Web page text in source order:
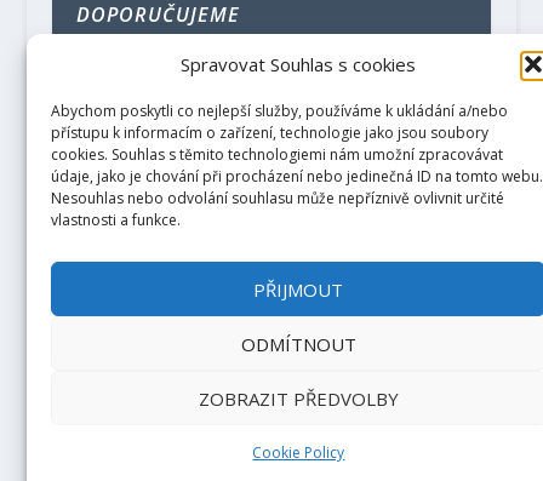
Spravovat Souhlas s cookies
Abychom poskytli co nejlepší služby, používáme k ukládání a/nebo
přístupu k informacím o zařízení, technologie jako jsou soubory
cookies. Souhlas s těmito technologiemi nám umožní zpracovávat
údaje, jako je chování při procházení nebo jedinečná ID na tomto webu.
Nesouhlas nebo odvolání souhlasu může nepříznivě ovlivnit určité
vlastnosti a funkce.
PŘIJMOUT
ODMÍTNOUT
ZOBRAZIT PŘEDVOLBY
Cookie Policy
DOPORUČUJEME
GabrielaHojgrova.cz
Lektorka angličtiny z Ostravy
2022 – Domovan.cz – magazín o bydlení a
povoleno, ale jen s uvedením odkazu.